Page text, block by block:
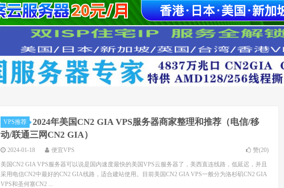
VPS推荐
2024年美国CN2 GIA VPS服务器商家整理和推荐（电信/移
动/联通三网CN2 GIA）
2024-01-18 便宜VPS 赞(20)
美国CN2 GIA VPS服务器可以说是国内速度最快的美国VPS云服务器了，美西直连线路，低延迟，并且
采用电信CN2中最好的CN2 GIA线路，适合建站使用。目前美国CN2 GIA VPS一般分为洛杉矶CN2 GIA
VPS和圣何塞CN2 ...